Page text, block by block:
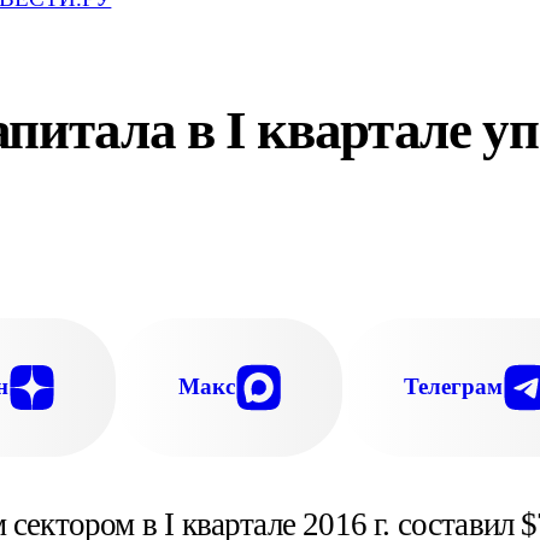
в I квартале
Макс Телеграм
в I квартале 2016 г. составил